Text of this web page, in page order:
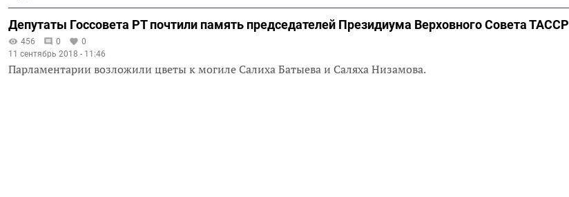
Депутаты Госсовета РТ почтили память председателей Президиума Верховного Совета ТАССР
456 0
0
11 сентябрь 2018 - 11:46
Парламентарии возложили цветы к могиле Салиха Батыева и Саляха Низамова.